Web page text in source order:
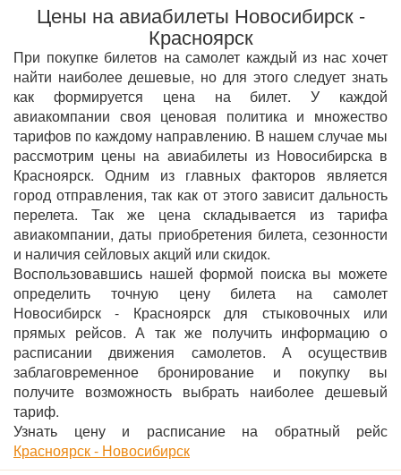
Цены на авиабилеты Новосибирск -
Красноярск
При покупке билетов на самолет каждый из нас хочет
найти наиболее дешевые, но для этого следует знать
как формируется цена на билет. У каждой
авиакомпании своя ценовая политика и множество
тарифов по каждому направлению. В нашем случае мы
рассмотрим цены на авиабилеты из Новосибирска в
Красноярск. Одним из главных факторов является
город отправления, так как от этого зависит дальность
перелета. Так же цена складывается из тарифа
авиакомпании, даты приобретения билета, сезонности
и наличия сейловых акций или скидок.
Воспользовавшись нашей формой поиска вы можете
определить точную цену билета на самолет
Новосибирск - Красноярск для стыковочных или
прямых рейсов. А так же получить информацию о
расписании движения самолетов. А осуществив
заблаговременное бронирование и покупку вы
получите возможность выбрать наиболее дешевый
тариф.
Узнать цену и расписание на обратный рейс
Красноярск - Новосибирск